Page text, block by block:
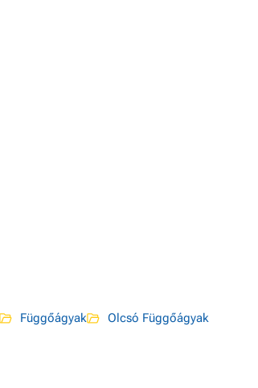
Függőágyak
Olcsó Függőágyak